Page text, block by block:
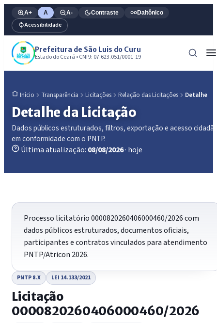
A+ A A- Contraste Daltônico
Acessibilidade
Prefeitura de São Luis do Curu
Estado do Ceará • CNPJ: 07.623.051/0001-19
Início Transparência Licitações Relação das Licitações Detalhe
Detalhe da Licitação
Dados públicos estruturados, filtros, exportação e acesso
em conformidade com o PNTP.
Última atualização: 08/08/2026· hoje
Processo licitatório 0000820260406000460/2026 com
dados públicos estruturados, documentos oficiais,
participantes e contratos vinculados para atendimento
PNTP/Atricon 2026.
PNTP 8.X LEI 14.133/2021
Licitação
0000820260406000460/2026